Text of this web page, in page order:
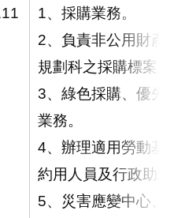
1、採購業務。
2、負責非公用財產
規劃科之採購標案
3、綠色採購、優先
業務。
4、辦理適用勞動基
約用人員及行政助
5、災害應變中心、